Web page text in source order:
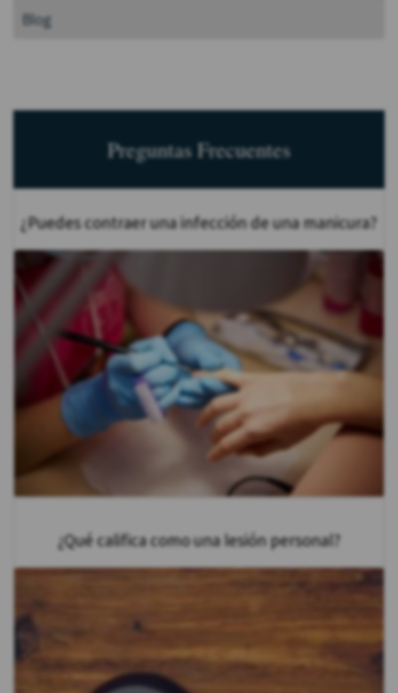
Blog
Preguntas Frecuentes
¿Puedes contraer una infección de una manicura?
¿Qué califica como una lesión personal?